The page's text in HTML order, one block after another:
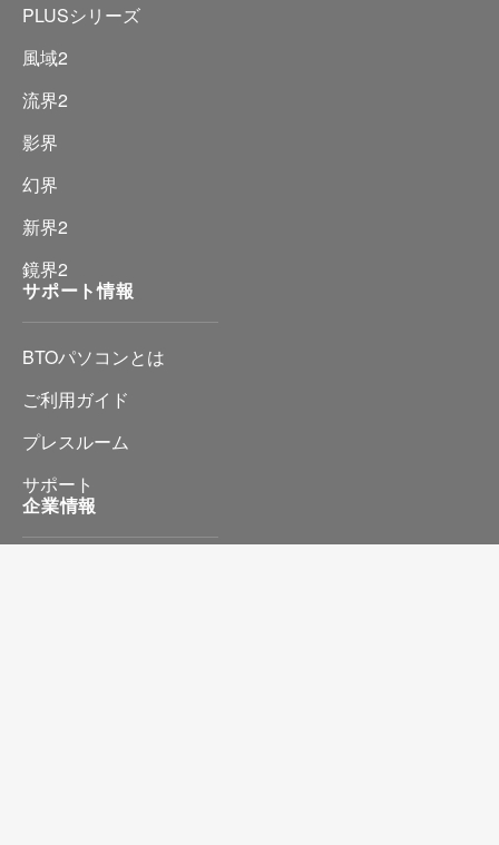
PLUSシリーズ
風域2
流界2
影界
幻界
新界2
鏡界2
サポート情報
BTOパソコンとは
ご利用ガイド
プレスルーム
サポート
企業情報